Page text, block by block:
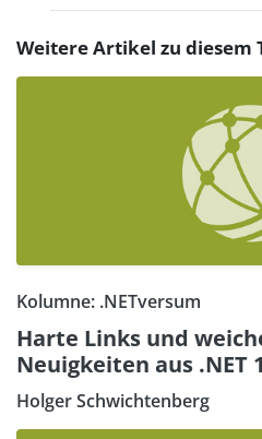
Weitere Artikel zu diesem
Kolumne: .NETversum
Harte Links und
Neuigkeiten aus .NET
Holger Schwichtenberg